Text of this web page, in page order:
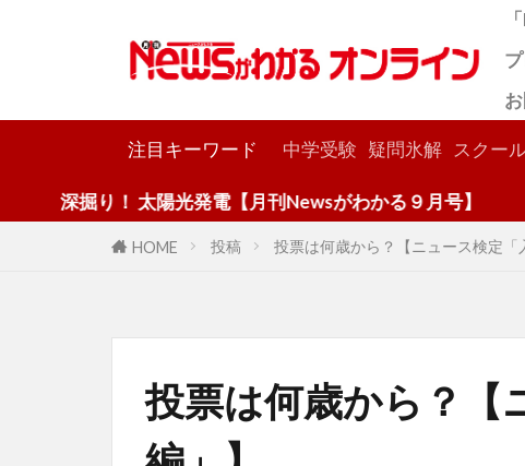
注目キーワード 中学受験 疑問氷解 スクー
！ 太陽光発電【月刊Newsがわかる９月号】
HOME 投稿 投票は何歳から？【ニュース検定「
投票は何歳から？【